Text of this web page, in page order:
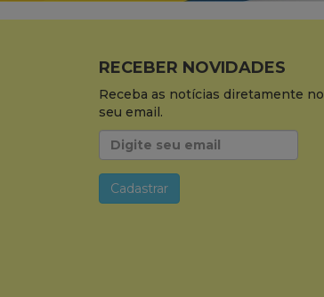
RECEBER NOVIDADES
Receba as notícias diretamente no
seu email.